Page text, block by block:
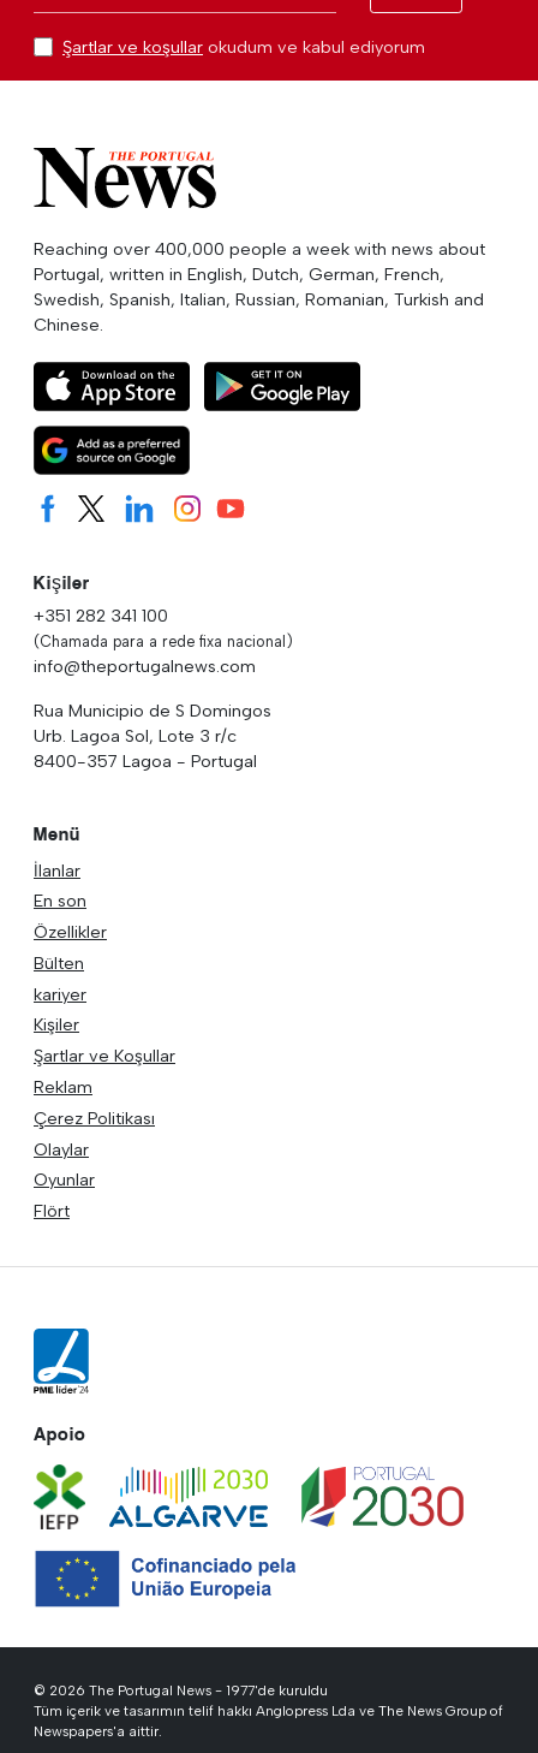
Şartlar ve koşullar okudum ve kabul ediyorum
Reaching over 400,000 people a week with news about
Portugal, written in English, Dutch, German, French,
Swedish, Spanish, Italian, Russian, Romanian, Turkish and
Chinese.
Kişiler
+351 282 341 100
(Chamada para a rede fixa nacional)
info@theportugalnews.com
Rua Municipio de S Domingos
Urb. Lagoa Sol, Lote 3 r/c
8400-357 Lagoa - Portugal
Menü
İlanlar
En son
Özellikler
Bülten
kariyer
Kişiler
Şartlar ve Koşullar
Reklam
Çerez Politikası
Olaylar
Oyunlar
Flört
Apoio
© 2026 The Portugal News - 1977'de kuruldu
Tüm içerik ve tasarımın telif hakkı Anglopress Lda ve The News Group of
Newspapers'a aittir.